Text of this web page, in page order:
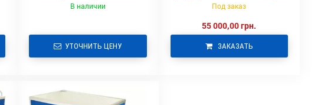
В наличии
УТОЧНИТЬ ЦЕНУ
Под заказ
55 000,00 грн.
ЗАКАЗАТЬ